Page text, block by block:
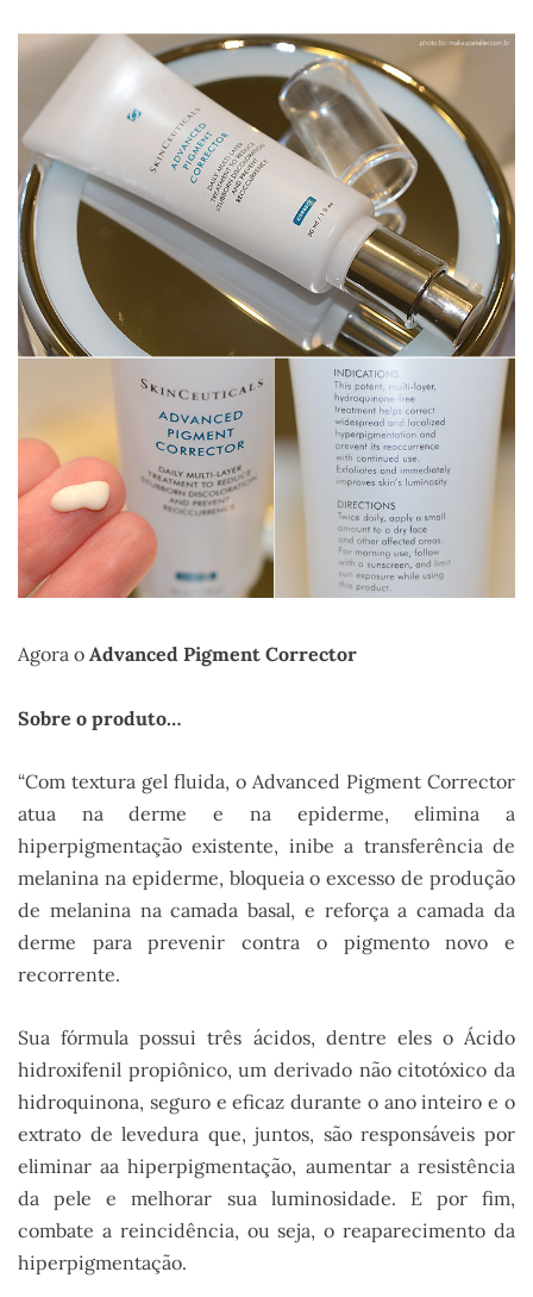
Agora o Advanced Pigment Corrector
Sobre o produto…
“Com textura gel fluida, o Advanced Pigment Corrector
atua na derme e na epiderme, elimina a
hiperpigmentação existente, inibe a transferência de
melanina na epiderme, bloqueia o excesso de produção
de melanina na camada basal, e reforça a camada da
derme para prevenir contra o pigmento novo e
recorrente.
Sua fórmula possui três ácidos, dentre eles o Ácido
hidroxifenil propiônico, um derivado não citotóxico da
hidroquinona, seguro e eficaz durante o ano inteiro e o
extrato de levedura que, juntos, são responsáveis por
eliminar aa hiperpigmentação, aumentar a resistência
da pele e melhorar sua luminosidade. E por fim,
combate a reincidência, ou seja, o reaparecimento da
hiperpigmentação.